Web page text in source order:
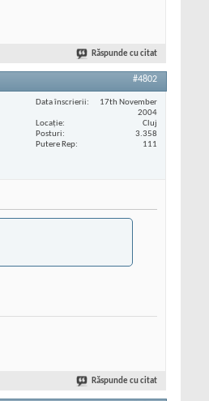
Răspunde cu citat
#4802
Data înscrierii
17th November
2004
Locaţie
Cluj
Posturi
3.358
Putere Rep
111
Răspunde cu citat